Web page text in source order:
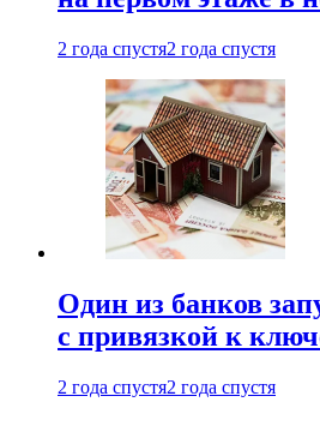
2 года спустя2 года спустя
Один из банков
с привязкой к
2 года спустя2 года спустя